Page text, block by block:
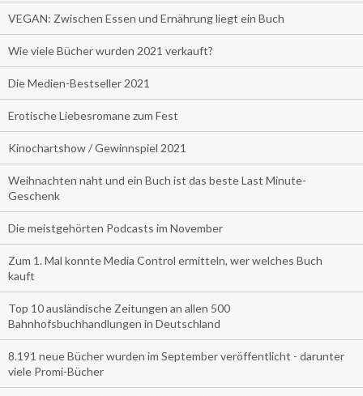
VEGAN: Zwischen Essen und Ernährung liegt ein Buch
Wie viele Bücher wurden 2021 verkauft?
Die Medien-Bestseller 2021
Erotische Liebesromane zum Fest
Kinochartshow / Gewinnspiel 2021
Weihnachten naht und ein Buch ist das beste Last Minute-
Geschenk
Die meistgehörten Podcasts im November
Zum 1. Mal konnte Media Control ermitteln, wer welches Buch
kauft
Top 10 ausländische Zeitungen an allen 500
Bahnhofsbuchhandlungen in Deutschland
8.191 neue Bücher wurden im September veröffentlicht - darunter
viele Promi-Bücher